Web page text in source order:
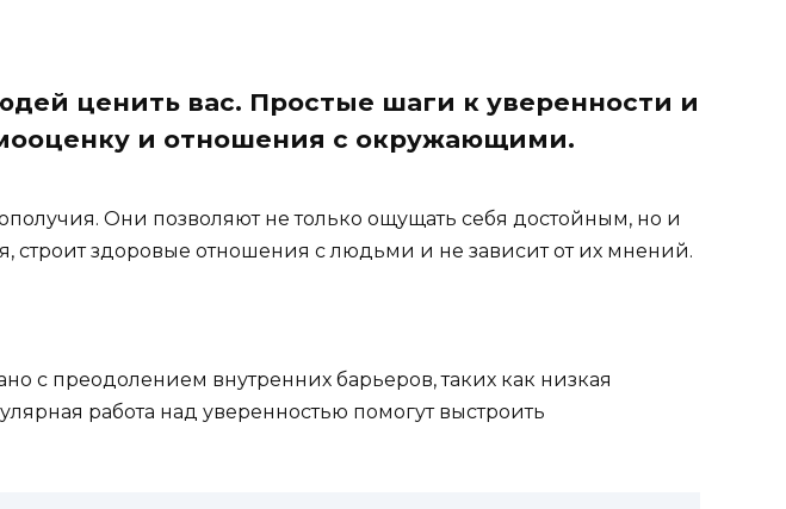
ценить вас. Простые шаги к уверенности и
и отношения с окружающими.
Они позволяют не только ощущать себя достойным, но и
строит здоровые отношения с людьми и не зависит от их мнений.
с преодолением внутренних барьеров, таких как низкая
работа над уверенностью помогут выстроить